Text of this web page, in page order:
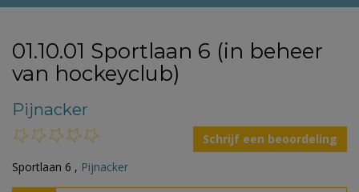
01.10.01 Sportlaan 6 (in beheer
van hockeyclub)
Pijnacker
Schrijf een beoordeling
Sportlaan 6 , Pijnacker